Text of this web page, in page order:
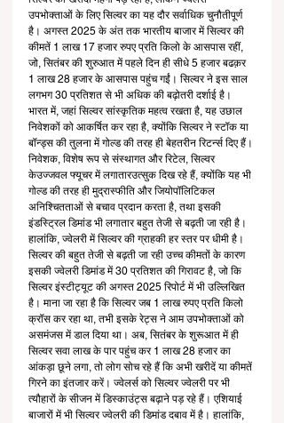
उपभोक्ताओं के लिए सिल्वर का यह दौर सर्वाधिक चुनौतीपूर्ण
है। अगस्त 2025 के अंत तक भारतीय बाजार में सिल्वर की
कीमतें 1 लाख 17 हजार रुपए प्रति किलो के आसपास रहीं,
जो, सितंबर की शुरुआत में पहले दिन ही सीधे 5 हजार बढक़र
1 लाख 28 हजार के आसपास पहुंच गईं। सिल्वर ने इस साल
लगभग 30 प्रतिशत से भी अधिक की बढ़ोतरी दर्शाई है।
भारत में, जहां सिल्वर सांस्कृतिक महत्व रखता है, यह उछाल
निवेशकों को आकर्षित कर रहा है, क्योंकि सिल्वर ने स्टॉक या
बॉन्ड्स की तुलना में गोल्ड की तरह ही बेहतरीन रिटर्न्स दिए हैं।
निवेशक, विशेष रूप से संस्थागत और रिटेल, सिल्वर
केउज्जवल फ्यूचर में लगातारउत्सुक दिख रहे हैं, क्योंकि यह भी
गोल्ड की तरह ही मुद्रास्फीति और जियोपॉलिटिकल
अनिश्चितताओं से बचाव प्रदान करता है, तथा इसकी
इंडस्ट्रिल डिमांड भी लगातार बहुत तेजी से बढ़ती जा रही है।
हालांकि, ज्वेलरी में सिल्वर की ग्राहकी हर स्तर पर धीमी है।
सिल्वर की बहुत तेजी से बढ़ती जा रही उच्च कीमतों के कारण
इसकी ज्वेलरी डिमांड में 30 प्रतिशत की गिरावट है, जो कि
सिल्वर इंस्टीट्यूट की अगस्त 2025 रिपोर्ट में भी उल्लिखित
है। माना जा रहा है कि सिल्वर जब 1 लाख रुपए प्रति किलो
क्रॉस कर रहा था, तभी इसके रेट्स ने आम उपभोक्ताओं को
असमंजस में डाल दिया था। अब, सितंबर के शुरूआत में ही
सिल्वर सवा लाख के पार पहुंच कर 1 लाख 28 हजार का
आंकड़ा छूने लगा, तो लोग सोच रहे हैं कि अभी खरीदें या कीमतें
गिरने का इंतजार करें। ज्वेलर्स को सिल्वर ज्वेलरी पर भी
त्यौहारों के सीजन में डिस्काउंट्स बढ़ाने पड़ रहे हैं। एशियाई
बाजारों में भी सिल्वर ज्वेलरी की डिमांड दबाव में है। हालांकि,